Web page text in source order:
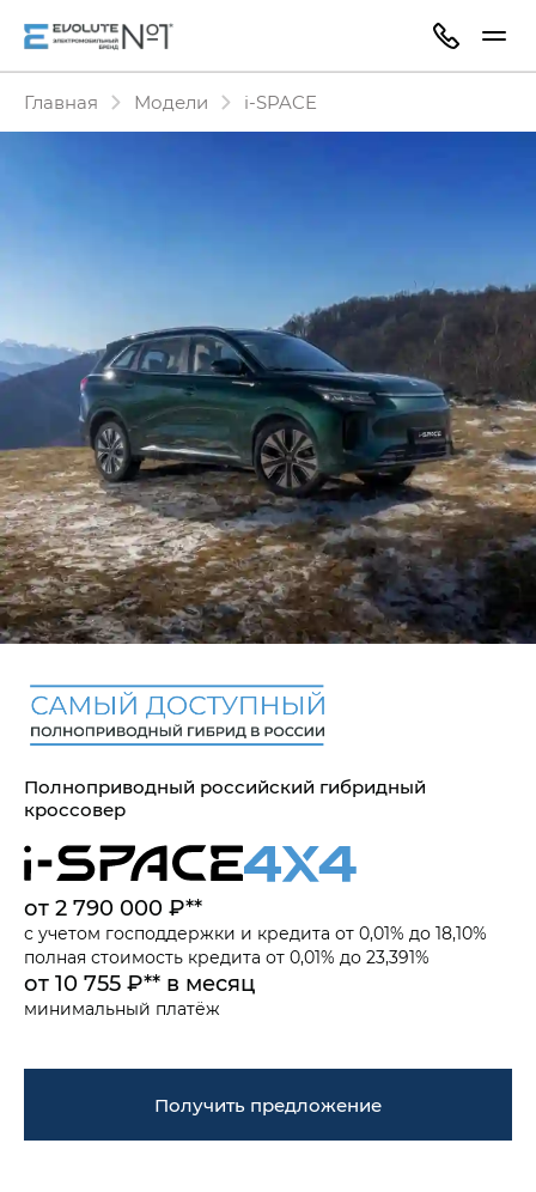
Главная Модели i‑SPACE
Полноприводный российский гибридный
кроссовер
от 2 790 000 ₽**
с учетом господдержки и кредита от 0,01% до 18,10%
полная стоимость кредита от 0,01% до 23,391%
от 10 755 ₽** в месяц
минимальный платёж
Получить предложение